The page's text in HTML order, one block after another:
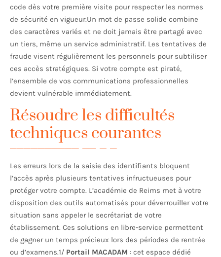
code dès votre première visite pour respecter les normes
de sécurité en vigueur.Un mot de passe solide combine
des caractères variés et ne doit jamais être partagé avec
un tiers, même un service administratif. Les tentatives de
fraude visent régulièrement les personnels pour subtiliser
ces accès stratégiques. Si votre compte est piraté,
l’ensemble de vos communications professionnelles
devient vulnérable immédiatement.
Résoudre les difficultés
techniques courantes
Les erreurs lors de la saisie des identifiants bloquent
l’accès après plusieurs tentatives infructueuses pour
protéger votre compte. L’académie de Reims met à votre
disposition des outils automatisés pour déverrouiller votre
situation sans appeler le secrétariat de votre
établissement. Ces solutions en libre-service permettent
de gagner un temps précieux lors des périodes de rentrée
ou d’examens.1/ Portail MACADAM : cet espace dédié